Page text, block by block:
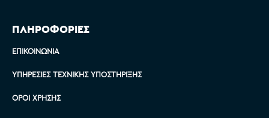
ΠΛΗΡΟΦΟΡΙΕΣ
ΕΠΙΚΟΙΝΩΝΊΑ
ΥΠΗΡΕΣΊΕΣ ΤΕΧΝΙΚΉΣ ΥΠΟΣΤΉΡΙΞΗΣ
ΌΡΟΙ ΧΡΉΣΗΣ